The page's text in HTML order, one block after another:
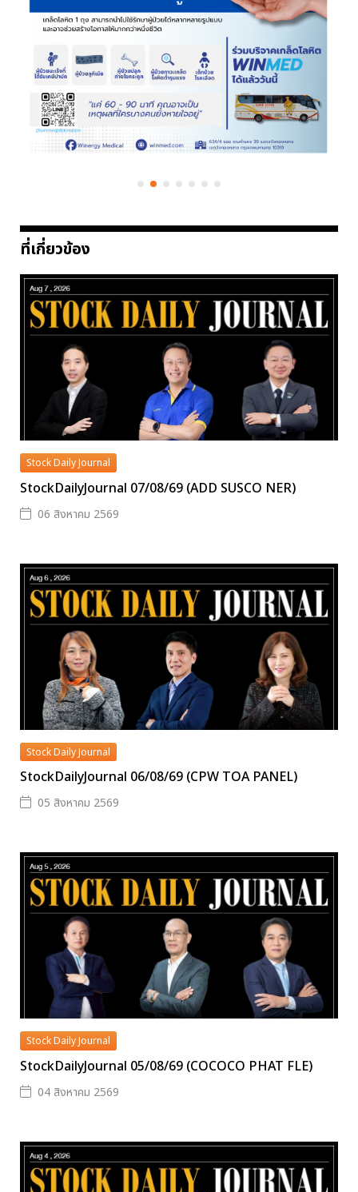
ที่เกี่ยวข้อง
Stock Daily Journal
StockDailyJournal 07/08/69 (ADD SUSCO NER)
06 สิงหาคม 2569
Stock Daily Journal
StockDailyJournal 06/08/69 (CPW TOA PANEL)
05 สิงหาคม 2569
Stock Daily Journal
StockDailyJournal 05/08/69 (COCOCO PHAT FLE)
04 สิงหาคม 2569